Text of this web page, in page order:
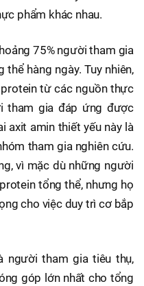
phẩm khác nhau.
75% người tham gia
hàng ngày. Tuy nhiên,
từ các nguồn thực
tham gia đáp ứng được
axit amin thiết yếu này là
tham gia nghiên cứu.
vì mặc dù những người
tổng thể, nhưng họ
cho việc duy trì cơ bắp
người tham gia tiêu thụ,
góp lớn nhất cho tổng